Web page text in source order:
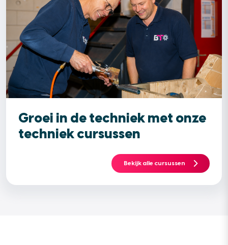
Groei in de techniek met onze
techniek cursussen
Bekijk alle cursussen